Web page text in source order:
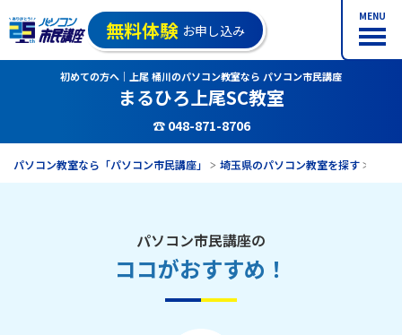
MENU
無料体験 お申し込み
初めての方へ｜上尾 桶川のパソコン教室なら パソコン市民講座
まるひろ上尾SC教室
☎ 048-871-8706
パソコン教室なら「パソコン市民講座」 埼玉県のパソコン教室を探す
ココがおすすめ！
パソコン市民講座の